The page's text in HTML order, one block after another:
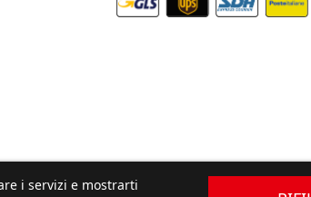
i servizi e mostrarti